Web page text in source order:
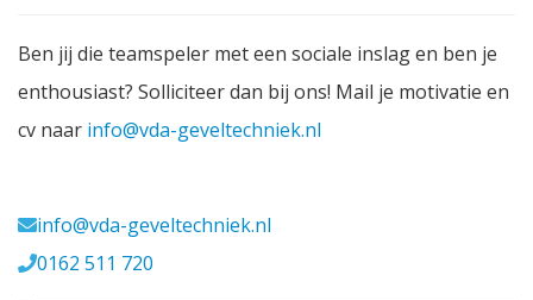
Login
Vacatures
Ben jij die teamspeler met een sociale inslag en ben je
enthousiast? Solliciteer dan bij ons! Mail je motivatie en
cv naar info@vda-geveltechniek.nl
info@vda-geveltechniek.nl
0162 511 720